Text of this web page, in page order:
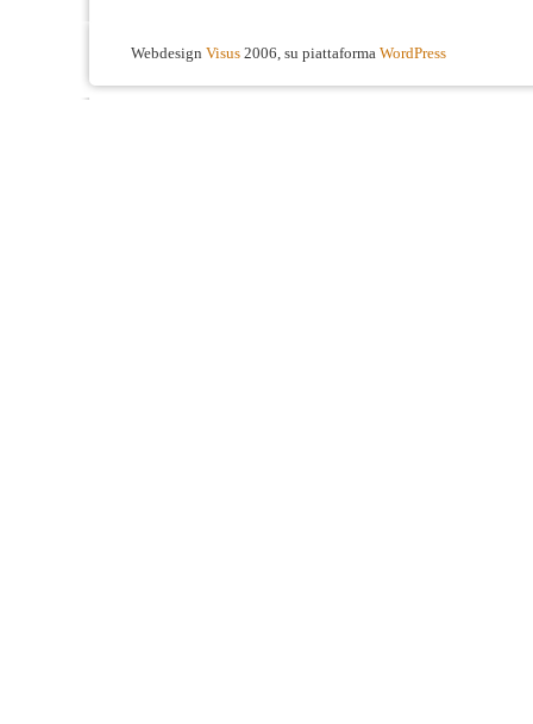
Webdesign Visus 2006, su piattaforma WordPress